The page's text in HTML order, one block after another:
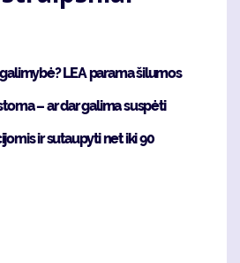
LEA parama šilumos
– ar dar galima suspėti
ir sutaupyti net iki 90